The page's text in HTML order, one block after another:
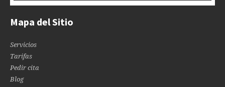
Mapa del Sitio
Servicios
Tarifas
Pedir cita
Blog